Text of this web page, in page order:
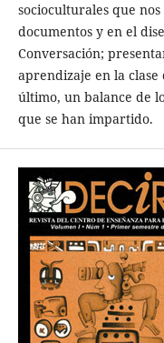
socioculturales que
documentos y en el
Conversación;
aprendizaje en la clase
último, un balance de
que se han impartido.